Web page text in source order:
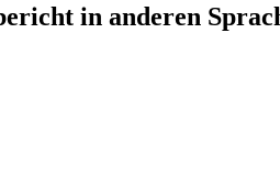
in anderen